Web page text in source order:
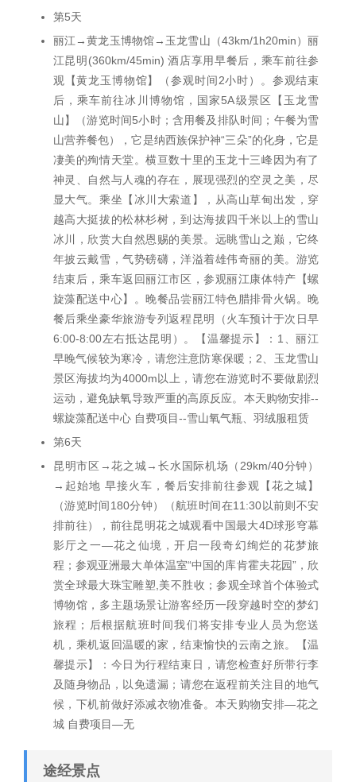
第5天
丽江→黄龙玉博物馆→玉龙雪山（43km/1h20min）丽
江昆明(360km/45min) 酒店享用早餐后，乘车前往参
观【黄龙玉博物馆】（参观时间2小时）。参观结束
后，乘车前往冰川博物馆，国家5A级景区【玉龙雪
山】（游览时间5小时；含用餐及排队时间；午餐为雪
山营养餐包），它是纳西族保护神“三朵”的化身，它是
凄美的殉情天堂。横亘数十里的玉龙十三峰因为有了
神灵、自然与人魂的存在，展现强烈的空灵之美，尽
显大气。乘坐【冰川大索道】，从高山草甸出发，穿
越高大挺拔的松林杉树，到达海拔四千米以上的雪山
冰川，欣赏大自然恩赐的美景。远眺雪山之巅，它终
年披云戴雪，气势磅礴，洋溢着雄伟奇丽的美。游览
结束后，乘车返回丽江市区，参观丽江康体特产【螺
旋藻配送中心】。晚餐品尝丽江特色腊排骨火锅。晚
餐后乘坐豪华旅游专列返程昆明（火车预计于次日早
6:00-8:00左右抵达昆明）。【温馨提示】：1、丽江
早晚气候较为寒冷，请您注意防寒保暖；2、玉龙雪山
景区海拔均为4000m以上，请您在游览时不要做剧烈
运动，避免缺氧导致严重的高原反应。本天购物安排--
螺旋藻配送中心 自费项目--雪山氧气瓶、羽绒服租赁
第6天
昆明市区→花之城→长水国际机场（29km/40分钟）
→起始地 早接火车，餐后安排前往参观【花之城】
（游览时间180分钟）（航班时间在11:30以前则不安
排前往），前往昆明花之城观看中国最大4D球形穹幕
影厅之一—花之仙境，开启一段奇幻绚烂的花梦旅
程；参观亚洲最大单体温室“中国的库肯霍夫花园”，欣
赏全球最大珠宝雕塑,美不胜收；参观全球首个体验式
博物馆，多主题场景让游客经历一段穿越时空的梦幻
旅程；后根据航班时间我们将安排专业人员为您送
机，乘机返回温暖的家，结束愉快的云南之旅。【温
馨提示】：今日为行程结束日，请您检查好所带行李
及随身物品，以免遗漏；请您在返程前关注目的地气
候，下机前做好添减衣物准备。本天购物安排—花之
城 自费项目—无
途经景点